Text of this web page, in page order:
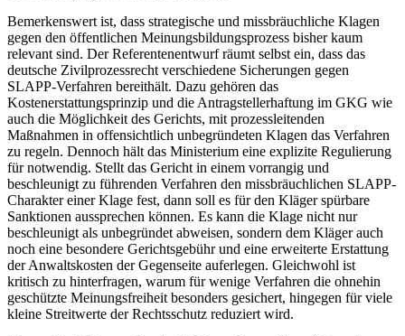
Bemerkenswert ist, dass strategische und missbräuchliche Klagen
gegen den öffentlichen Meinungsbildungsprozess bisher kaum
relevant sind. Der Referentenentwurf räumt selbst ein, dass das
deutsche Zivilprozessrecht verschiedene Sicherungen gegen
SLAPP-Verfahren bereithält. Dazu gehören das
Kostenerstattungsprinzip und die Antragstellerhaftung im GKG wie
auch die Möglichkeit des Gerichts, mit prozessleitenden
Maßnahmen in offensichtlich unbegründeten Klagen das Verfahren
zu regeln. Dennoch hält das Ministerium eine explizite Regulierung
für notwendig. Stellt das Gericht in einem vorrangig und
beschleunigt zu führenden Verfahren den missbräuchlichen SLAPP-
Charakter einer Klage fest, dann soll es für den Kläger spürbare
Sanktionen aussprechen können. Es kann die Klage nicht nur
beschleunigt als unbegründet abweisen, sondern dem Kläger auch
noch eine besondere Gerichtsgebühr und eine erweiterte Erstattung
der Anwaltskosten der Gegenseite auferlegen. Gleichwohl ist
kritisch zu hinterfragen, warum für wenige Verfahren die ohnehin
geschützte Meinungsfreiheit besonders gesichert, hingegen für viele
kleine Streitwerte der Rechtsschutz reduziert wird.